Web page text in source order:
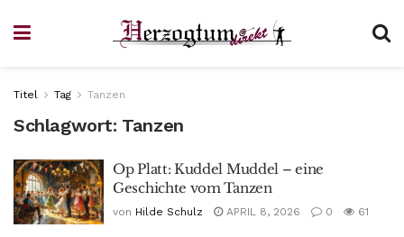
Titel Tag Tanzen
Schlagwort: Tanzen
Op Platt: Kuddel Muddel – eine
Geschichte vom Tanzen
von Hilde Schulz APRIL 8, 2026 0 61